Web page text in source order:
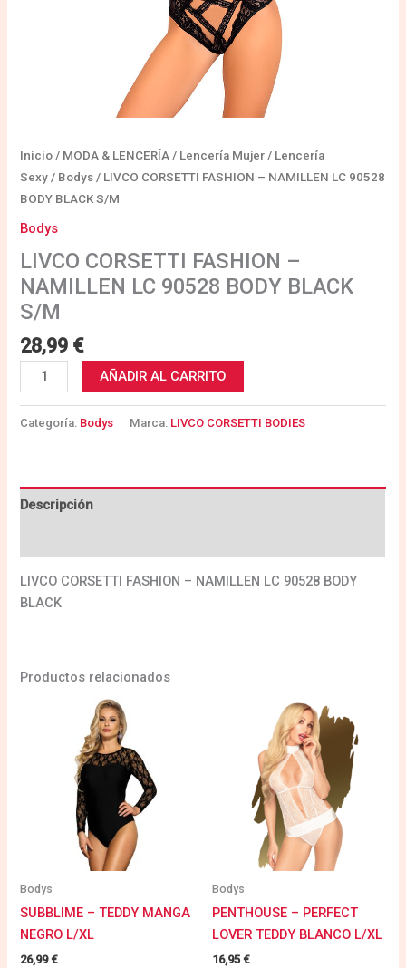
Inicio / MODA & LENCERÍA / Lencería Mujer / Lencería
Sexy / Bodys / LIVCO CORSETTI FASHION – NAMILLEN LC 90528
BODY BLACK S/M
Bodys
LIVCO CORSETTI FASHION –
NAMILLEN LC 90528 BODY BLACK
S/M
28,99 €
AÑADIR AL CARRITO
Categoría: Bodys Marca: LIVCO CORSETTI BODIES
Descripción
LIVCO CORSETTI FASHION – NAMILLEN LC 90528 BODY
BLACK
Productos relacionados
Bodys
SUBBLIME – TEDDY MANGA
NEGRO L/XL
26,99€
Bodys
PENTHOUSE – PERFECT
LOVER TEDDY BLANCO L/XL
16,95€